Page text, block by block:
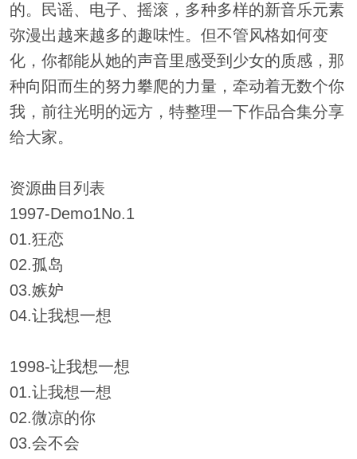
的。民谣、电子、摇滚，多种多样的新音乐元素
弥漫出越来越多的趣味性。但不管风格如何变
化，你都能从她的声音里感受到少女的质感，那
种向阳而生的努力攀爬的力量，牵动着无数个你
我，前往光明的远方，特整理一下作品合集分享
给大家。
资源曲目列表
1997-Demo1No.1
01.狂恋
02.孤岛
03.嫉妒
04.让我想一想
1998-让我想一想
01.让我想一想
02.微凉的你
03.会不会